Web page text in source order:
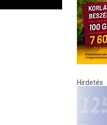
Hirdetés